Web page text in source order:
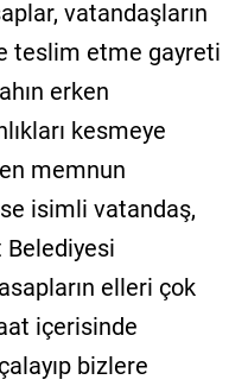
vatandaşların
teslim etme gayreti
erken
kesmeye
memnun
isimli vatandaş,
Belediyesi
elleri çok
içerisinde
bizlere